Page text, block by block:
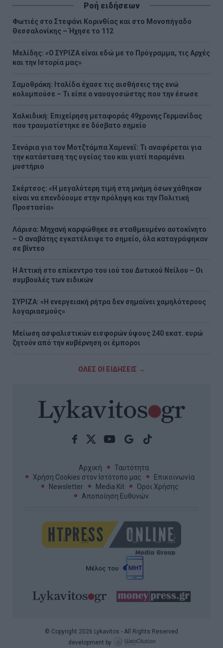
Ροή ειδήσεων
Φωτιές στο Στεφάνι Κορινθίας και στο Μονοπήγαδο
Θεσσαλονίκης – Ήχησε το 112
Μελίδης: «Ο ΣΥΡΙΖΑ είναι εδώ με το Πρόγραμμα, τις Αρχές
και την Ιστορία μας»
Σαμοθράκη: Ιταλίδα έχασε τις αισθήσεις της ενώ
κολυμπούσε – Τι είπε ο ναυαγοσώστης που την έσωσε
Χαλκιδική: Επιχείρηση μεταφοράς 49χρονης Γερμανίδας
που τραυματίστηκε σε δύσβατο σημείο
Σενάρια για τον Μοτζτάμπα Χαμενεΐ: Τι αναφέρεται για
την κατάσταση της υγείας του και γιατί παραμένει
μυστήριο
Σκέρτσος: «Η μεγαλύτερη τιμή στη μνήμη όσων χάθηκαν
είναι να επενδύουμε στην πρόληψη και την Πολιτική
Προστασία»
Λάρισα: Μηχανή καρφώθηκε σε σταθμευμένο αυτοκίνητο
– Ο αναβάτης εγκατέλειψε το σημείο, όλα καταγράφηκαν
σε βίντεο
Η Αττική στο επίκεντρο του ιού του Δυτικού Νείλου – Οι
συμβουλές των ειδικών
ΣΥΡΙΖΑ: «Η ενεργειακή ρήτρα δεν σημαίνει χαμηλότερους
λογαριασμούς»
Μείωση ασφαλιστικών εισφορών ύψους 240 εκατ. ευρώ
ζητούν από την κυβέρνηση οι έμποροι
ΟΛΕΣ ΟΙ ΕΙΔΗΣΕΙΣ →
Αρχική
Ταυτότητα
Χρήση Cookies στον Ιστότοπο μας
Επικοινωνία
Newsletter
Media Kit
Όροι Χρήσης
Αποποίηση Ευθυνών
Μέλος του
© Copyright 2026 Lykavitos - All Rights Reserved
development by